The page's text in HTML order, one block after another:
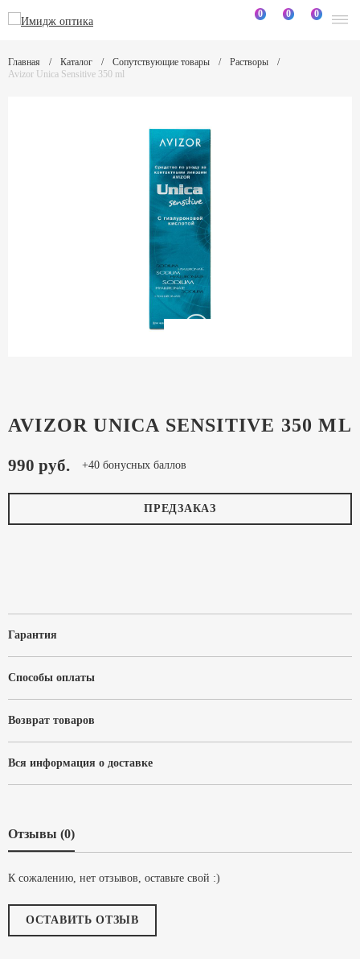
0 0 0
Главная Каталог Сопутствующие товары
Растворы
Avizor Unica Sensitive 350 ml
AVIZOR UNICA SENSITIVE 350 ML
990 руб. +40 бонусных баллов
ПРЕДЗАКАЗ
Гарантия
Способы оплаты
Возврат товаров
Вся информация о доставке
Отзывы (0)
К сожалению, нет отзывов, оставьте свой :)
ОСТАВИТЬ ОТЗЫВ